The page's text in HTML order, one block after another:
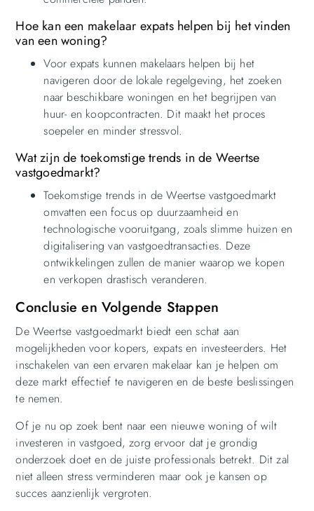
Hoe kan een makelaar expats helpen bij het vinden
van een woning?
Voor expats kunnen makelaars helpen bij het
navigeren door de lokale regelgeving, het zoeken
naar beschikbare woningen en het begrijpen van
huur- en koopcontracten. Dit maakt het proces
soepeler en minder stressvol.
Wat zijn de toekomstige trends in de Weertse
vastgoedmarkt?
Toekomstige trends in de Weertse vastgoedmarkt
omvatten een focus op duurzaamheid en
technologische vooruitgang, zoals slimme huizen en
digitalisering van vastgoedtransacties. Deze
ontwikkelingen zullen de manier waarop we kopen
en verkopen drastisch veranderen.
Conclusie en Volgende Stappen
De Weertse vastgoedmarkt biedt een schat aan
mogelijkheden voor kopers, expats en investeerders. Het
inschakelen van een ervaren makelaar kan je helpen om
deze markt effectief te navigeren en de beste beslissingen
te nemen.
Of je nu op zoek bent naar een nieuwe woning of wilt
investeren in vastgoed, zorg ervoor dat je grondig
onderzoek doet en de juiste professionals betrekt. Dit zal
niet alleen stress verminderen maar ook je kansen op
succes aanzienlijk vergroten.